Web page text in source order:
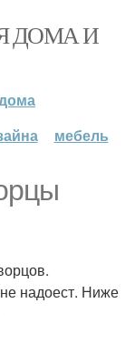
ДОМА И
мебель
надоест. Ниже